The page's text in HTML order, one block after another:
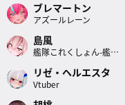
ブレマートン
アズールレーン
島風
艦隊これくしょん-艦これ-
リゼ・ヘルエスタ
Vtuber